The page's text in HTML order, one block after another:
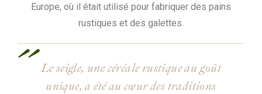
Europe, où il était utilisé pour fabriquer des pains
rustiques et des galettes.
Le seigle, une céréale rustique au goût
unique, a été au cœur des traditions